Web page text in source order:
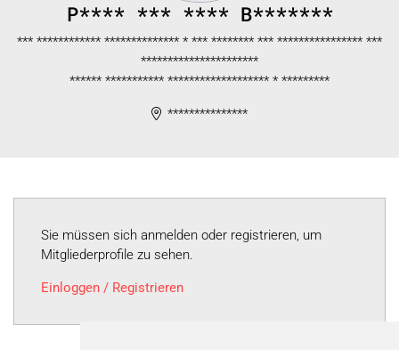
P**** *** **** B*******
*** ************ ************** * *** ******** *** **************** ***
**********************
****** *********** ******************* * *********
***************
Sie müssen sich anmelden oder registrieren, um
Mitgliederprofile zu sehen.
Einloggen / Registrieren